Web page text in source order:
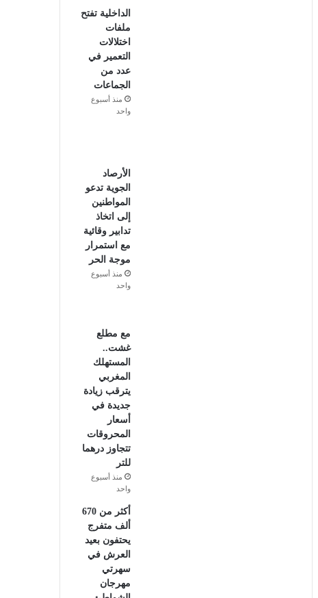
الداخلية تفتح
ملفات
اختلالات
التعمير في
عدد من
الجماعات
منذ أسبوع
واحد
الأرصاد
الجوية تدعو
المواطنين
إلى اتخاذ
تدابير وقائية
مع استمرار
موجة الحر
منذ أسبوع
واحد
مع مطلع
غشت..
المستهلك
المغربي
يترقب زيادة
جديدة في
أسعار
المحروقات
تتجاوز درهما
للتر
منذ أسبوع
واحد
أكثر من 670
ألف متفرج
يحتفون بعيد
العرش في
سهرتي
مهرجان